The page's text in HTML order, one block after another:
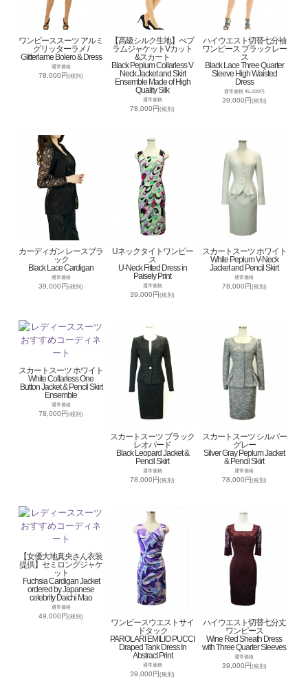
ワンピーススーツ アルミ
グリッターラメ /
Glitterlame Bolero & Dress
通常価格
78,000円(税別)
【高級シルク生地】ぺプ
ラムジャケットVカット
&スカート
Black Peplum Collarless V
Neck Jacket and Skirt
Ensemble Made of High
Quality Silk
通常価格
78,000円(税別)
ハイウエスト切替七分袖
ワンピース ブラックレー
ス
Black Lace Three Quarter
Sleeve High Waisted
Dress
通常価格 45,000円
39,000円(税別)
カーディガン レースブラ
ック
Black Lace Cardigan
通常価格
39,000円(税別)
Uネックタイトワンピー
ス
U-Neck Fitted Dress in
Paisely Print
通常価格
39,000円(税別)
スカートスーツ ホワイト
White Peplum V-Neck
Jacket and Pencil Skirt
通常価格
78,000円(税別)
スカートスーツ ホワイト
White Collarless One
Button Jacket & Pencil Skirt
Ensemble
通常価格
78,000円(税別)
スカートスーツ ブラック
レオパード
Black Leopard Jacket &
Pencil Skirt
通常価格
78,000円(税別)
スカートスーツ シルバー
グレー
Silver Gray Peplum Jacket
& Pencil Skirt
通常価格
78,000円(税別)
【女優大地真央さん衣装
提供】セミロングジャケ
ット
Fuchsia Cardigan Jacket
ordered by Japanese
celebrity Daichi Mao
通常価格
49,000円(税別)
ワンピースウエストサイ
ドタック
PAROLARI EMILIO PUCCI
Draped Tank Dress In
Abstract Print
通常価格
39,000円(税別)
ハイウエスト切替七分丈
ワンピース
Wine Red Sheath Dress
with Three Quarter Sleeves
通常価格
39,000円(税別)